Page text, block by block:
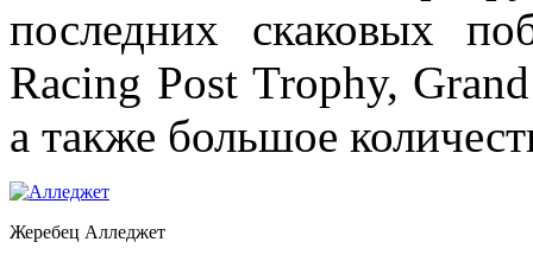
последних скаковых
Racing Post Trophy,
а также большое
Жеребец Алледжет